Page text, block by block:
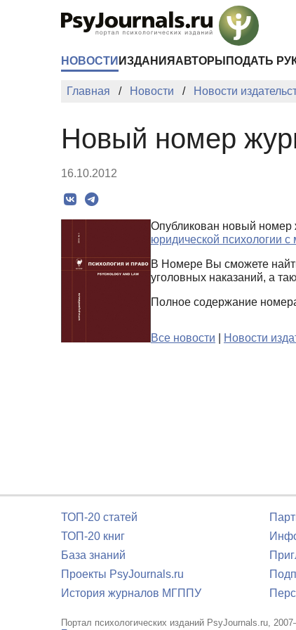
НОВОСТИ ИЗДАНИЯ АВТОРЫ ПОДАТЬ
Главная Новости Новости
Новый номер
16.10.2012
Опубликован новый номер
юридической психологии
В Номере Вы сможете
уголовных наказаний, а
Полное содержание
Все новости Новости
ТОП-20 статей
ТОП-20 книг
База знаний
Проекты PsyJournals.ru
История журналов МГППУ
Портал психологических изданий PsyJournals.ru,